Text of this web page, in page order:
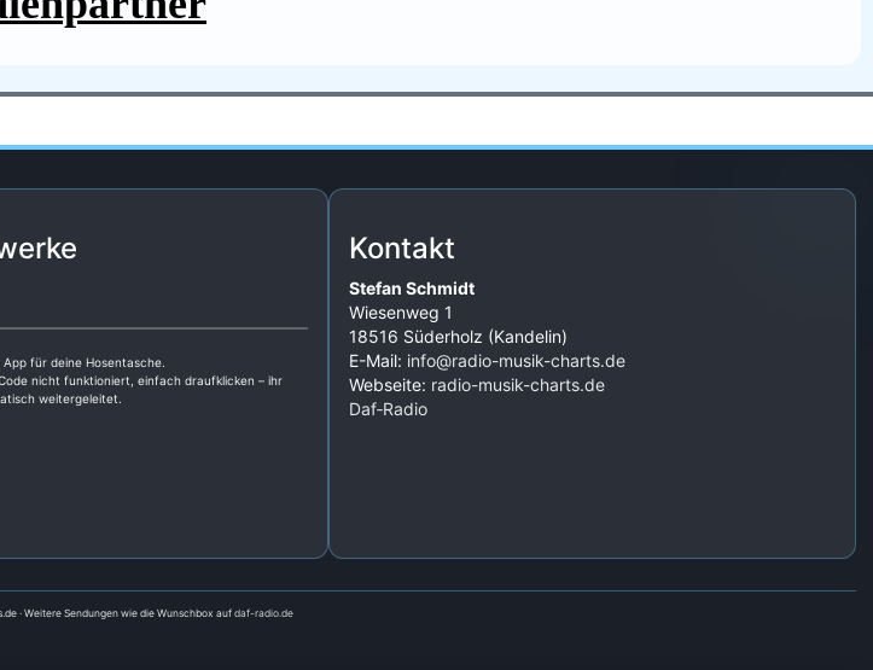
für deine Hosentasche.
nicht funktioniert, einfach draufklicken – ihr
weitergeleitet.
Kontakt
Stefan Schmidt
Wiesenweg 1
18516 Süderholz (Kandelin)
E-Mail: info@radio-musik-charts.de
Webseite: radio-musik-charts.de
Daf‑Radio
· Weitere Sendungen wie die Wunschbox auf daf-radio.de